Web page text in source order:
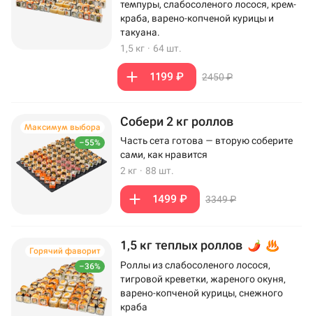
темпуры, слабосоленого лосося, крем-
краба, варено-копченой курицы и
такуана.
1,5 кг · 64 шт.
1199 ₽ 2450 ₽
–55%
Максимум выбора Собери 2 кг роллов
Часть сета готова — вторую соберите
сами, как нравится
2 кг · 88 шт.
1499 ₽ 3349 ₽
–36%
Горячий фаворит 1,5 кг теплых роллов
Роллы из слабосоленого лосося,
тигровой креветки, жареного окуня,
варено-копченой курицы, снежного
краба